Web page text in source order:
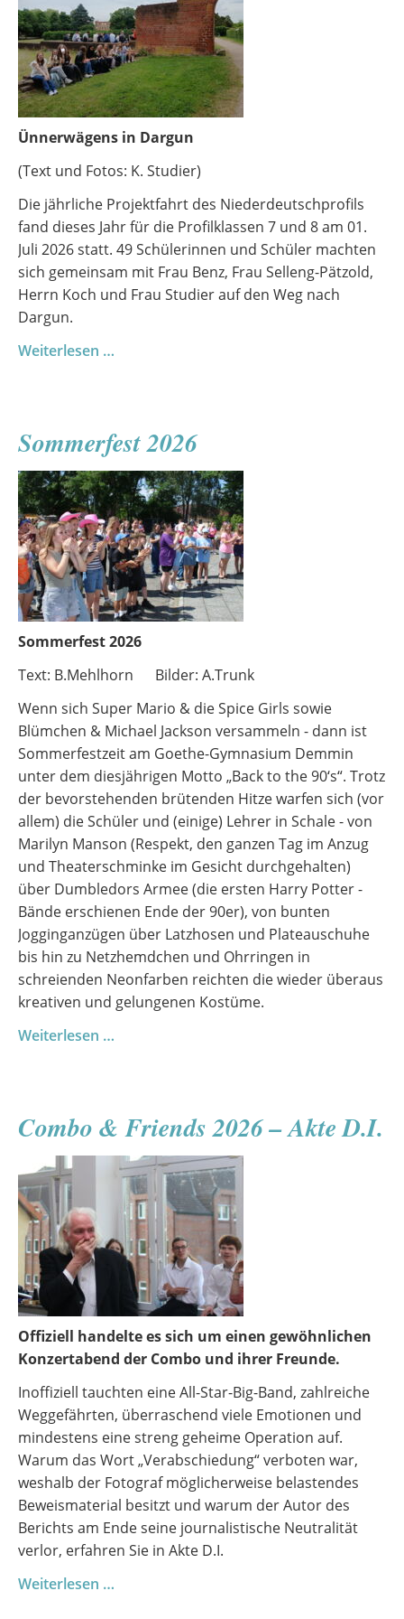
Ünnerwägens in Dargun
(Text und Fotos: K. Studier)
Die jährliche Projektfahrt des Niederdeutschprofils
fand dieses Jahr für die Profilklassen 7 und 8 am 01.
Juli 2026 statt. 49 Schülerinnen und Schüler machten
sich gemeinsam mit Frau Benz, Frau Selleng-Pätzold,
Herrn Koch und Frau Studier auf den Weg nach
Dargun.
Weiterlesen …
Sommerfest 2026
Sommerfest 2026
Text: B.Mehlhorn Bilder: A.Trunk
Wenn sich Super Mario & die Spice Girls sowie
Blümchen & Michael Jackson versammeln - dann ist
Sommerfestzeit am Goethe-Gymnasium Demmin
unter dem diesjährigen Motto „Back to the 90‘s“. Trotz
der bevorstehenden brütenden Hitze warfen sich (vor
allem) die Schüler und (einige) Lehrer in Schale - von
Marilyn Manson (Respekt, den ganzen Tag im Anzug
und Theaterschminke im Gesicht durchgehalten)
über Dumbledors Armee (die ersten Harry Potter -
Bände erschienen Ende der 90er), von bunten
Jogginganzügen über Latzhosen und Plateauschuhe
bis hin zu Netzhemdchen und Ohrringen in
schreienden Neonfarben reichten die wieder überaus
kreativen und gelungenen Kostüme.
Weiterlesen …
Combo & Friends 2026 – Akte D.I.
Offiziell handelte es sich um einen gewöhnlichen
Konzertabend der Combo und ihrer Freunde.
Inoffiziell tauchten eine All-Star-Big-Band, zahlreiche
Weggefährten, überraschend viele Emotionen und
mindestens eine streng geheime Operation auf.
Warum das Wort „Verabschiedung“ verboten war,
weshalb der Fotograf möglicherweise belastendes
Beweismaterial besitzt und warum der Autor des
Berichts am Ende seine journalistische Neutralität
verlor, erfahren Sie in Akte D.I.
Weiterlesen …